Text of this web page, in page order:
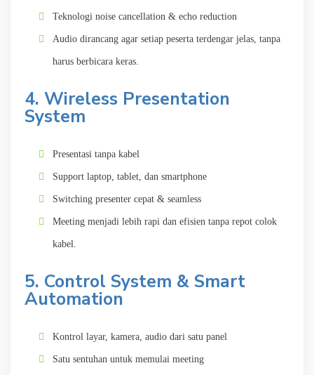
Teknologi noise cancellation & echo reduction
Audio dirancang agar setiap peserta terdengar jelas, tanpa
harus berbicara keras.
4. Wireless Presentation
System
Presentasi tanpa kabel
Support laptop, tablet, dan smartphone
Switching presenter cepat & seamless
Meeting menjadi lebih rapi dan efisien tanpa repot colok
kabel.
5. Control System & Smart
Automation
Kontrol layar, kamera, audio dari satu panel
Satu sentuhan untuk memulai meeting